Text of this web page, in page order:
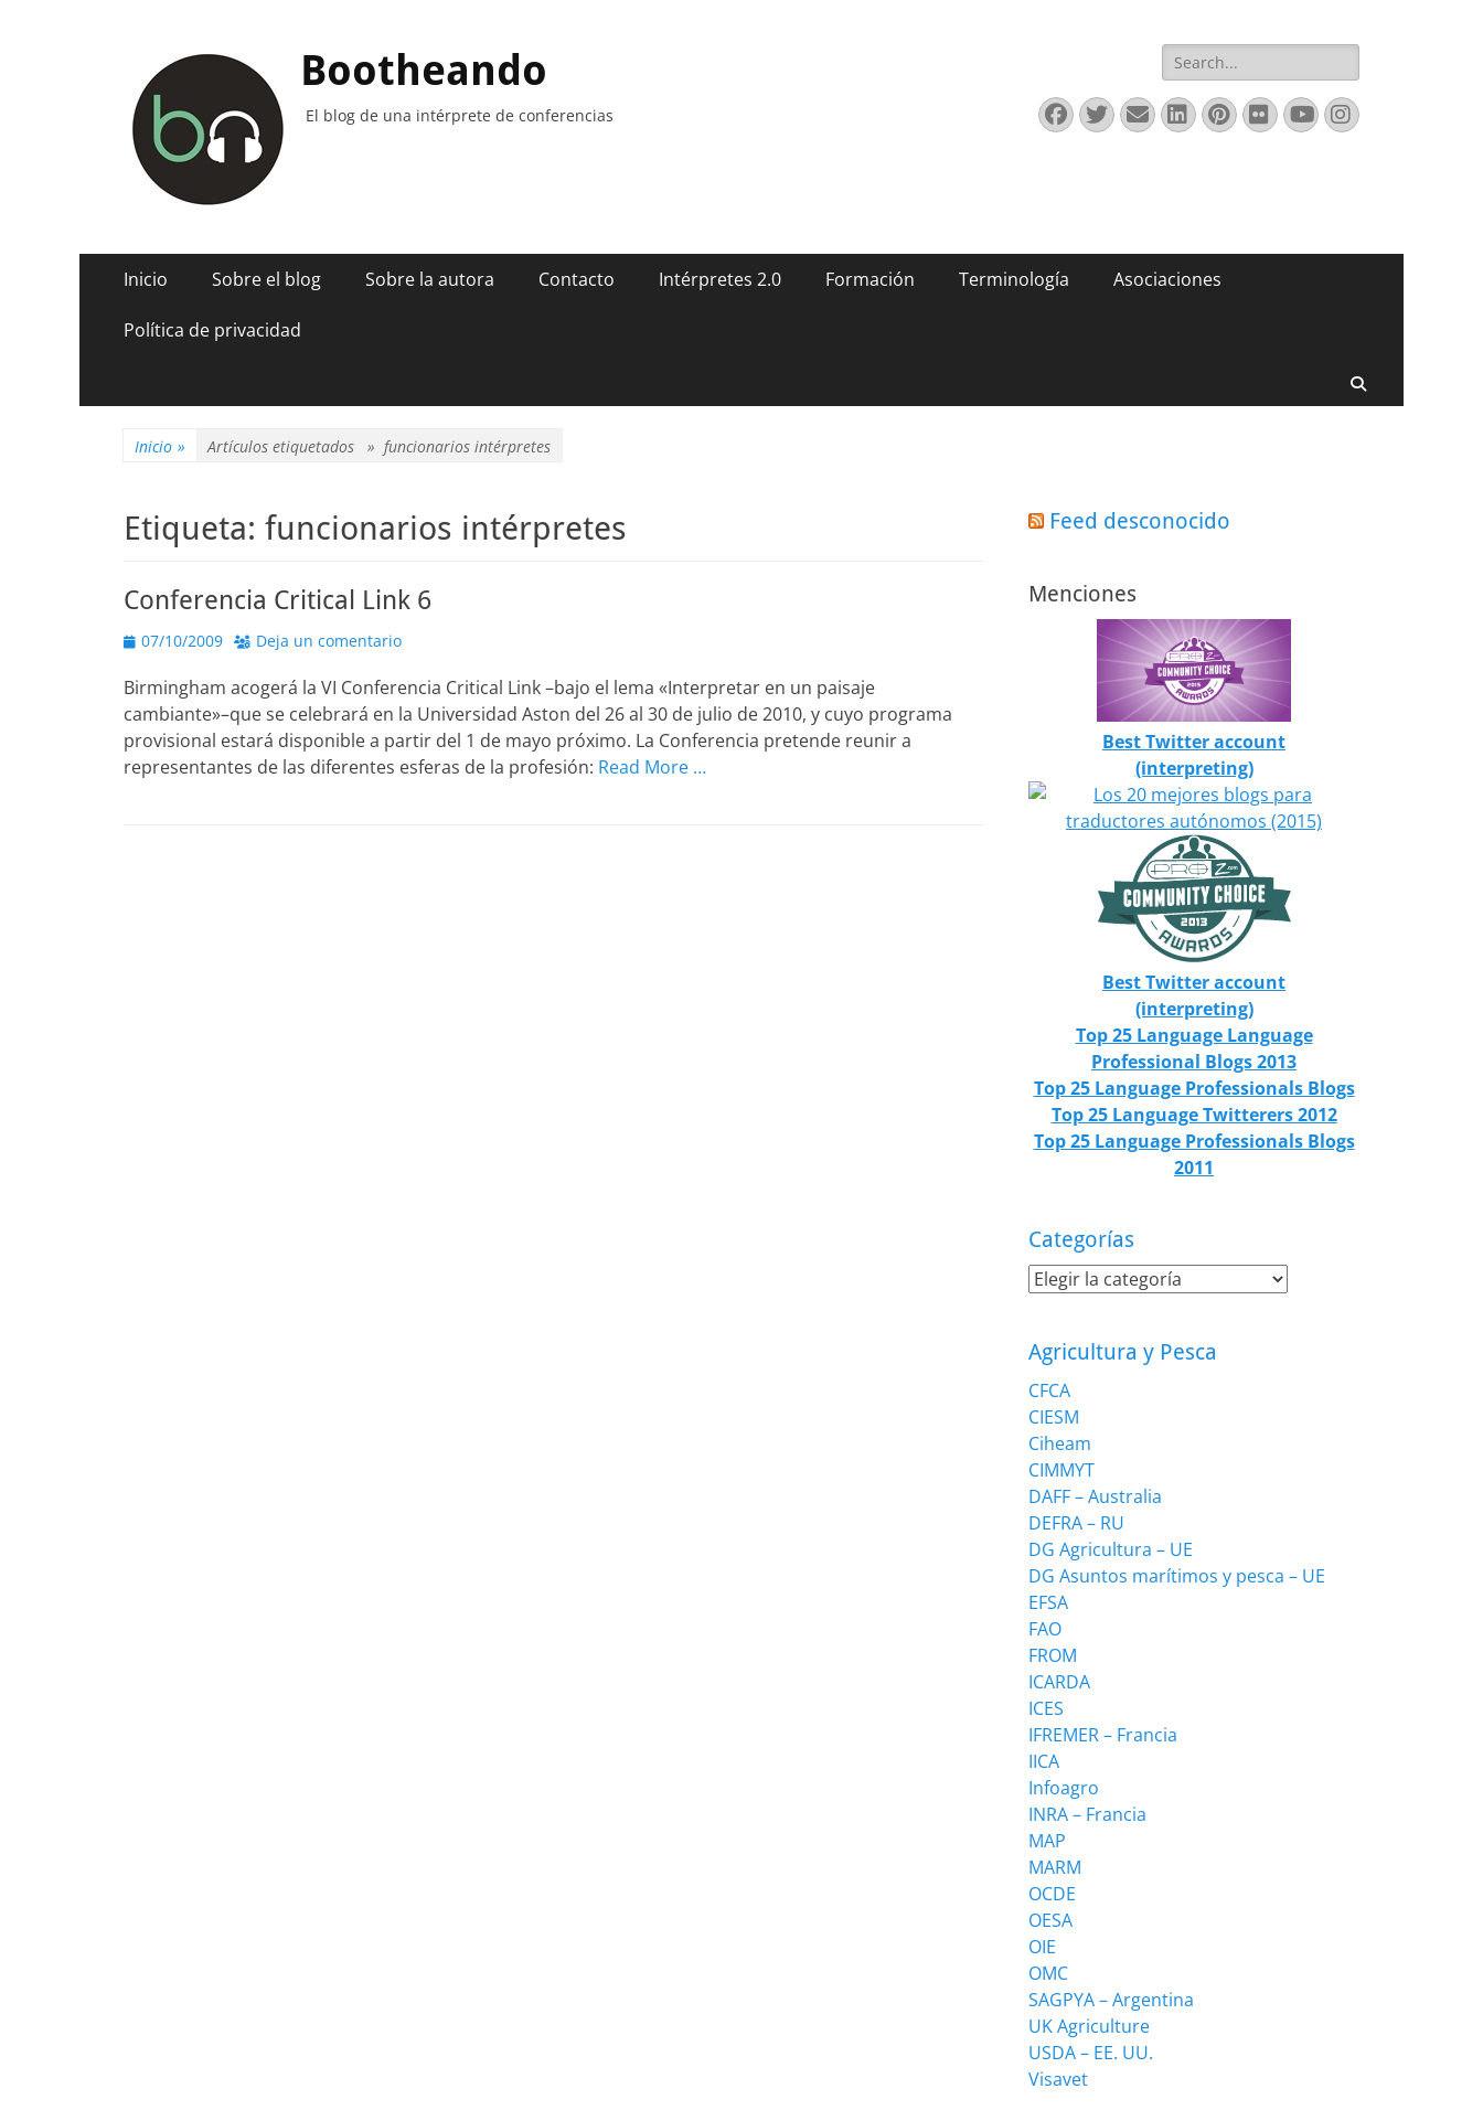
Bootheando
El blog de una intérprete de conferencias
Buscar:
Facebook
Twitter
Correo
electrónico
LinkedIn
Pinterest
FlickrYouTube
Instagram
Menú
Saltar
contenido
Inicio Sobre el blog Sobre la autora Contacto Intérpretes 2.0 Formación Terminología Asociaciones
Política de privacidad
Inicio » Artículos etiquetados » funcionarios intérpretes
Etiqueta: funcionarios intérpretes
Conferencia Critical Link 6
Publicado
07/10/2009 Deja un comentario
Birmingham acogerá la VI Conferencia Critical Link –bajo el lema «Interpretar en un paisaje
cambiante»–que se celebrará en la Universidad Aston del 26 al 30 de julio de 2010, y cuyo programa
provisional estará disponible a partir del 1 de mayo próximo. La Conferencia pretende reunir a
representantes de las diferentes esferas de la profesión: Read More …
Feed desconocido
Menciones
Best Twitter account
(interpreting)
Best Twitter account
(interpreting)
Top 25 Language Language
Professional Blogs 2013
Top 25 Language Professionals Blogs
Top 25 Language Twitterers 2012
Top 25 Language Professionals Blogs
2011
Categorías
Categorías
Agricultura y Pesca
CFCA
CIESM
Ciheam
CIMMYT
DAFF – Australia
DEFRA – RU
DG Agricultura – UE
DG Asuntos marítimos y pesca – UE
EFSA
FAO
FROM
ICARDA
ICES
IFREMER – Francia
IICA
Infoagro
INRA – Francia
MAP
MARM
OCDE
OESA
OIE
OMC
SAGPYA – Argentina
UK Agriculture
USDA – EE. UU.
Visavet